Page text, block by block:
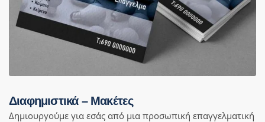
Διαφημιστικά – Μακέτες
Δημιουργούμε για εσάς από μια προσωπική επαγγελματική